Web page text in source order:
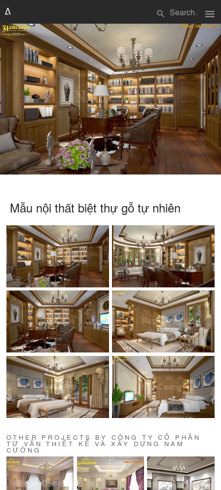
search menu
Mẫu nội thất biệt thự gỗ tự nhiên
OTHER PROJECTS BY CÔNG TY CỔ PHẦN
TƯ VẤN THIẾT KẾ VÀ XÂY DỰNG NAM
CƯỜNG